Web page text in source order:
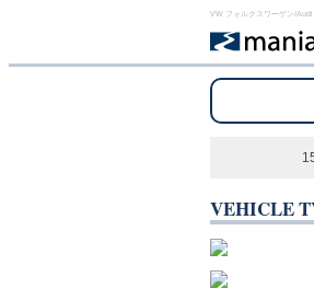
VW フォルクスワーゲン/
VEHICLE